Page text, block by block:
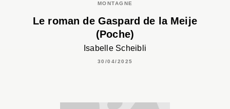
MONTAGNE
Le roman de Gaspard de la Meije
(Poche)
Isabelle Scheibli
30/04/2025